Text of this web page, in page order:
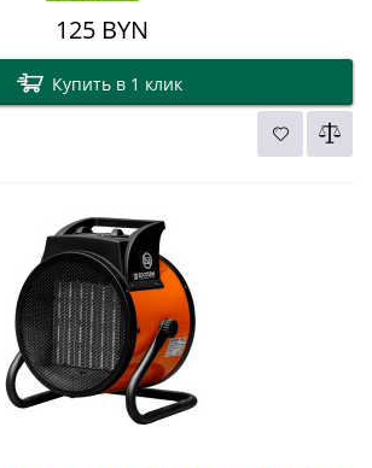
125BYN
Купить в 1 клик